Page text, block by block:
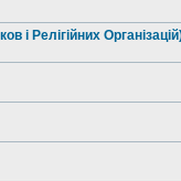
і Релігійних